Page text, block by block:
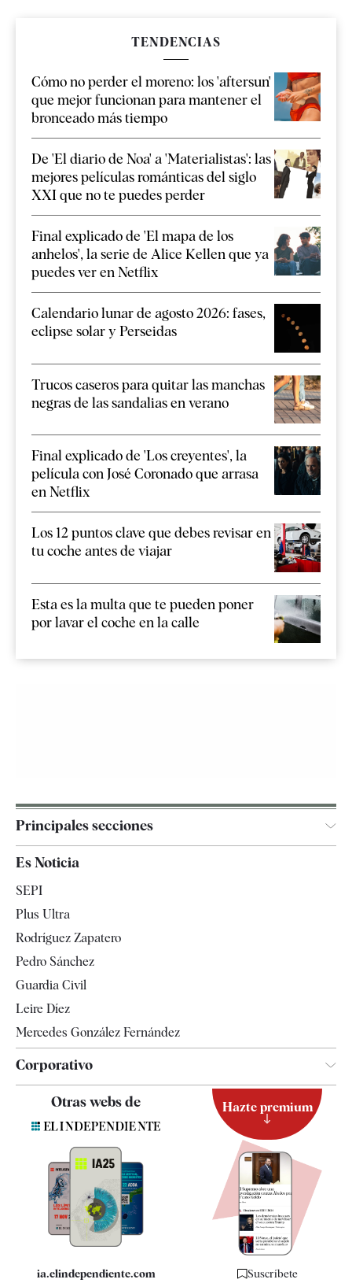
TENDENCIAS
Cómo no perder el moreno: los 'aftersun'
que mejor funcionan para mantener el
bronceado más tiempo
De 'El diario de Noa' a 'Materialistas': las
mejores películas románticas del siglo
XXI que no te puedes perder
Final explicado de 'El mapa de los
anhelos', la serie de Alice Kellen que ya
puedes ver en Netflix
Calendario lunar de agosto 2026: fases,
eclipse solar y Perseidas
Trucos caseros para quitar las manchas
negras de las sandalias en verano
Final explicado de 'Los creyentes', la
película con José Coronado que arrasa
en Netflix
Los 12 puntos clave que debes revisar en
tu coche antes de viajar
Esta es la multa que te pueden poner
por lavar el coche en la calle
Principales secciones
España
Televisión
Es Noticia
SEPI
Plus Ultra
Rodríguez Zapatero
Pedro Sánchez
Guardia Civil
Leire Díez
Mercedes González Fernández
Corporativo
Contacto
Quiénes somos
Especificaciones
Otras webs de
ia.elindependiente.com
Hazte premium
Suscríbete